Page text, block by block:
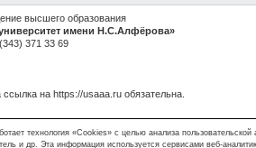
высшего образования
имени Н.С.Алфёрова»
371 33 69
ссылка на https://usaaa.ru обязательна.
технология «Сookies» с целью анализа
и др. Эта информация используется сервисами веб-